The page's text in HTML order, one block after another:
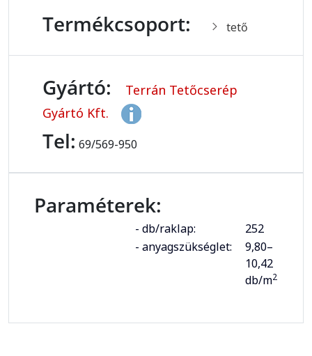
Termékcsoport: tető
Gyártó:
Terrán Tetőcserép
Gyártó Kft.
Tel: 69/569-950
Paraméterek:
- db/raklap:
252
- anyagszükséglet:
9,80–
10,42
db/m2